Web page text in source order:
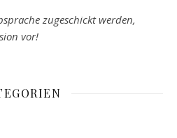
zugeschickt werden,
vor!